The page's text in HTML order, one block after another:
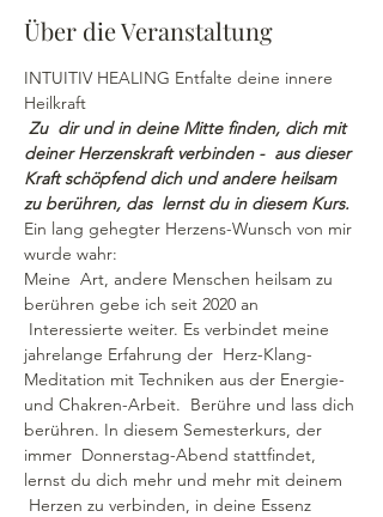
Über die Veranstaltung
INTUITIV HEALING Entfalte deine innere
Heilkraft
Zu  dir und in deine Mitte finden, dich mit
deiner Herzenskraft verbinden -  aus dieser
Kraft schöpfend dich und andere heilsam
zu berühren, das  lernst du in diesem Kurs.
Ein lang gehegter Herzens-Wunsch von mir
wurde wahr:
Meine  Art, andere Menschen heilsam zu
berühren gebe ich seit 2020 an
Interessierte weiter. Es verbindet meine
jahrelange Erfahrung der  Herz-Klang-
Meditation mit Techniken aus der Energie-
und Chakren-Arbeit.  Berühre und lass dich
berühren. In diesem Semesterkurs, der
immer  Donnerstag-Abend stattfindet,
lernst du dich mehr und mehr mit deinem
Herzen zu verbinden, in deine Essenz